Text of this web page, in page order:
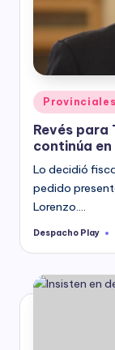
y
Posted
in
Provinciales
Revés
continúa
Lo decidió
pedido
Lorenzo.…
Posted
Despacho Play